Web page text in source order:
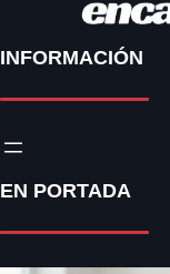
INFORMACIÓN
EN PORTADA